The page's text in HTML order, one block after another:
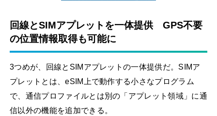
回線とSIMアプレットを一体提供 GPS不要
の位置情報取得も可能に
3つめが、回線とSIMアプレットの一体提供だ。SIMア
プレットとは、eSIM上で動作する小さなプログラム
で、通信プロファイルとは別の「アプレット領域」に通
信以外の機能を追加できる。